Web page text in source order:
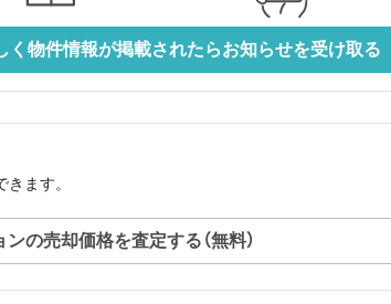
く物件情報が掲載されたらお知らせを受け取る
ます。
の売却価格を査定する（無料）